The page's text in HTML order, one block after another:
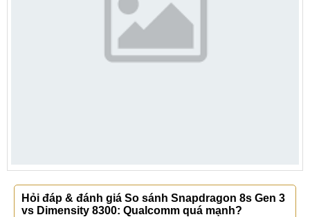
Hỏi đáp & đánh giá So sánh Snapdragon 8s Gen 3
vs Dimensity 8300: Qualcomm quá mạnh?